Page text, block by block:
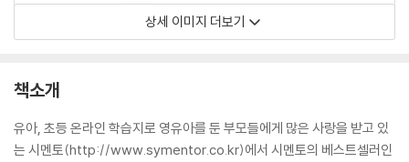
상세 이미지 더보기
책소개
유아, 초등 온라인 학습지로 영유아를 둔 부모들에게 많은 사랑을 받고 있
는 시멘토(http://www.symentor.co.kr)에서 시멘토의 베스트셀러인